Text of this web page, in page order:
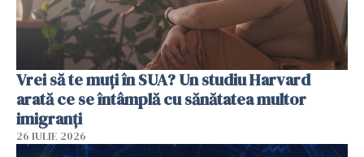
Vrei să te muți în SUA? Un studiu Harvard
arată ce se întâmplă cu sănătatea multor
imigranți
26 IULIE 2026